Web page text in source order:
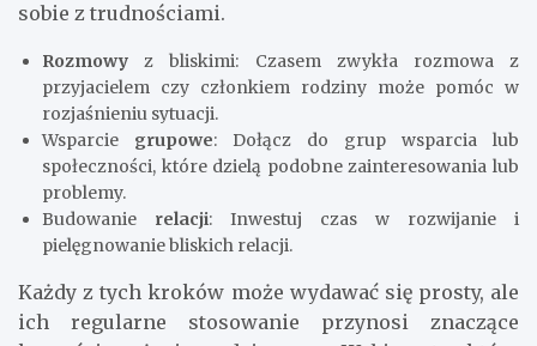
sobie z trudnościami.
Rozmowy z bliskimi: Czasem zwykła rozmowa z
przyjacielem czy członkiem rodziny może pomóc w
rozjaśnieniu sytuacji.
Wsparcie grupowe: Dołącz do grup wsparcia lub
społeczności, które dzielą podobne zainteresowania lub
problemy.
Budowanie relacji: Inwestuj czas w rozwijanie i
pielęgnowanie bliskich relacji.
Każdy z tych kroków może wydawać się prosty, ale
ich regularne stosowanie przynosi znaczące